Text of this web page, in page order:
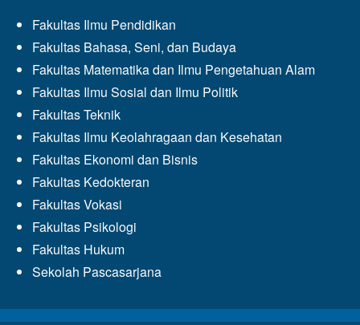
Fakultas Ilmu Pendidikan
Fakultas Bahasa, Seni, dan Budaya
Fakultas Matematika dan Ilmu Pengetahuan Alam
Fakultas Ilmu Sosial dan Ilmu Politik
Fakultas Teknik
Fakultas Ilmu Keolahragaan dan Kesehatan
Fakultas Ekonomi dan Bisnis
Fakultas Kedokteran
Fakultas Vokasi
Fakultas Psikologi
Fakultas Hukum
Sekolah Pascasarjana